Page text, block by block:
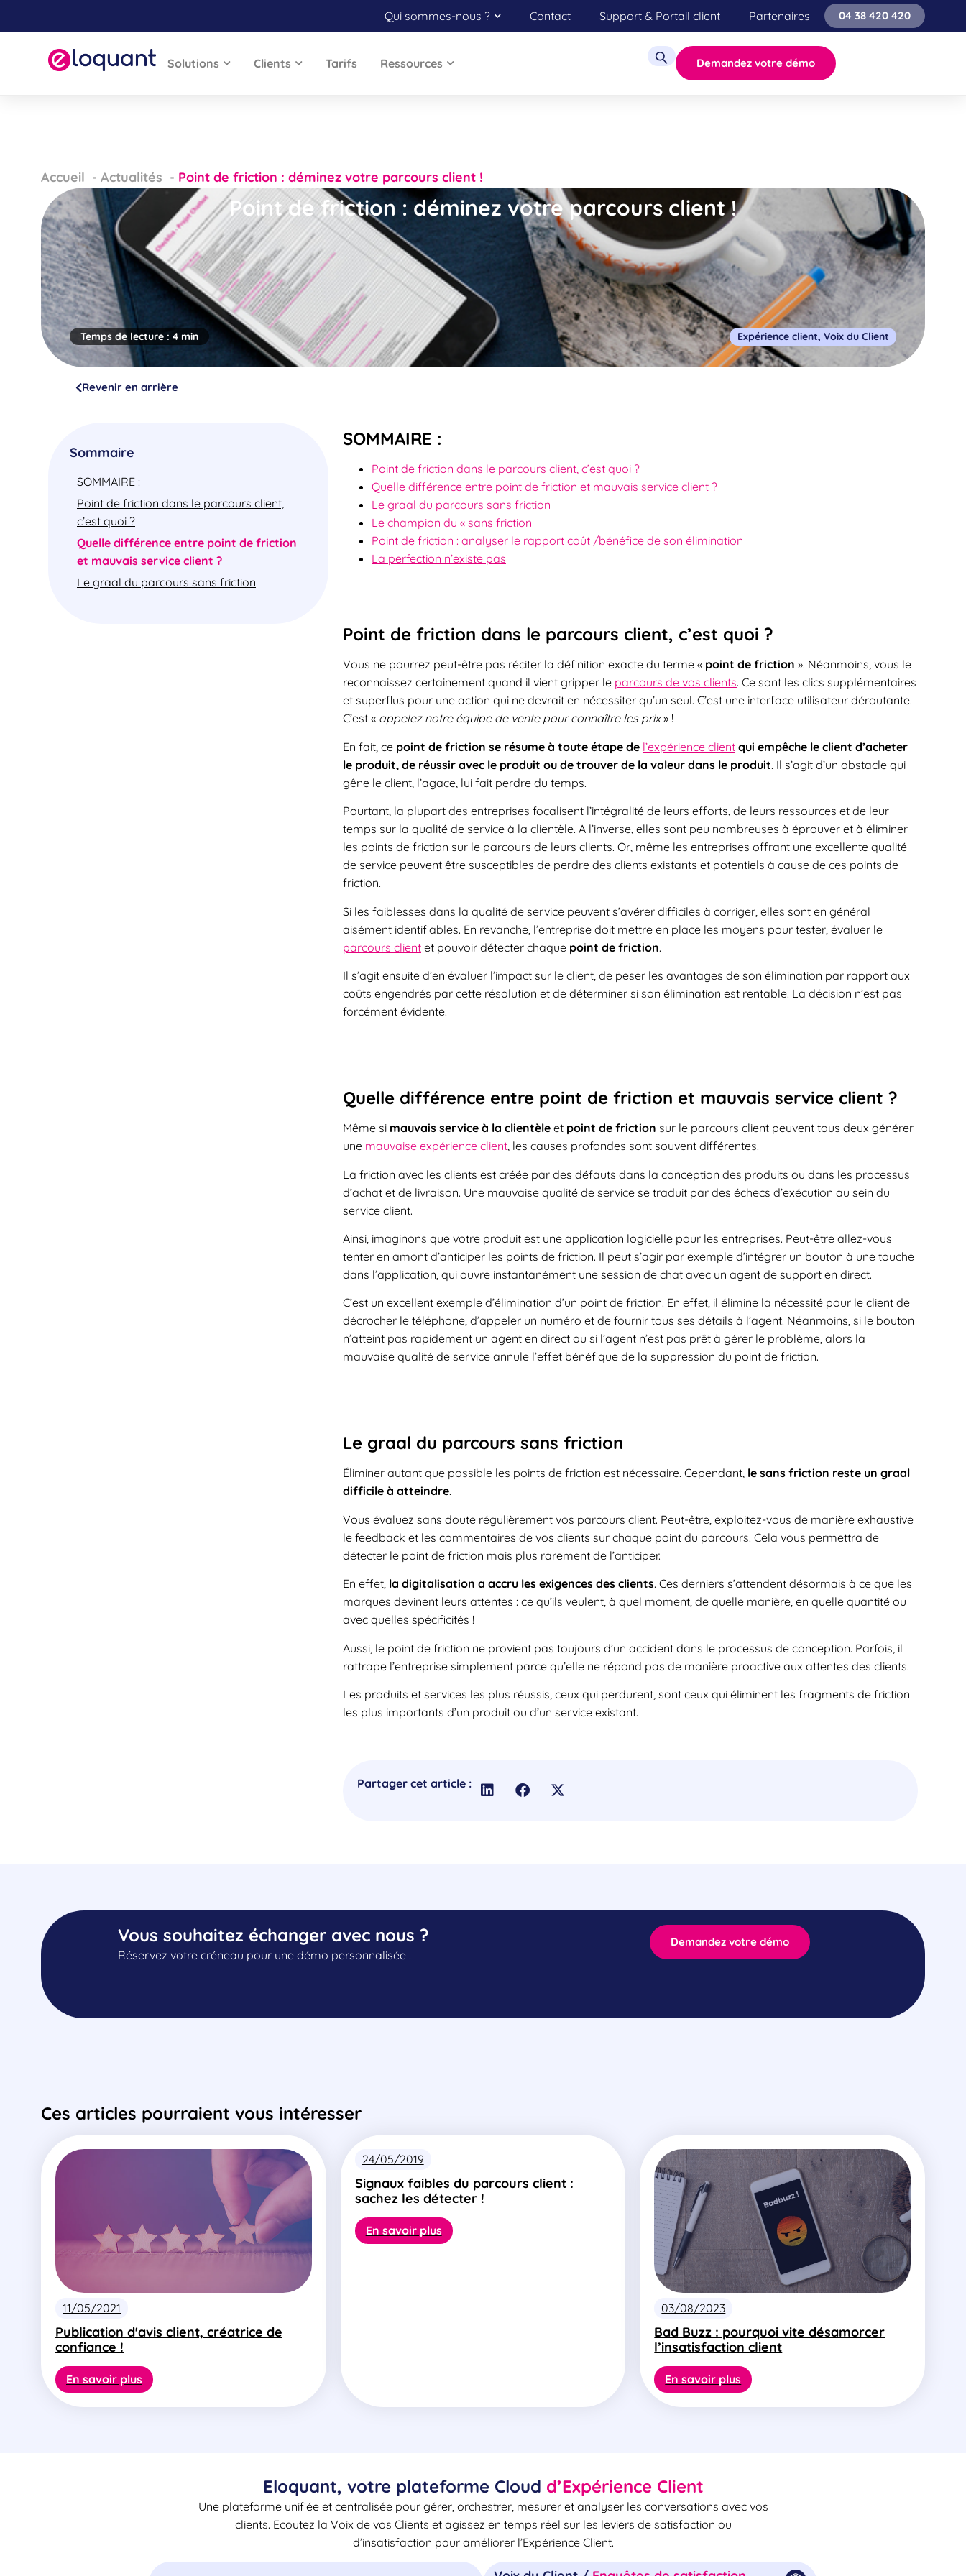
Qui sommes-nous ? Contact Support & Portail client Partenaires 04 38 420 420
Solutions Clients Tarifs Ressources Demandez votre démo
Accueil Actualités Point de friction : déminez votre parcours client !
Point de friction : déminez votre parcours client !
Temps de lecture : 4 min Expérience client, Voix du Client
Revenir en arrière
Sommaire
SOMMAIRE :
Point de friction dans le parcours client,
c’est quoi ?
Quelle différence entre point de friction
et mauvais service client ?
Le graal du parcours sans friction
SOMMAIRE :
Point de friction dans le parcours client, c’est quoi ?
Quelle différence entre point de friction et mauvais service client ?
Le graal du parcours sans friction
Le champion du « sans friction
Point de friction : analyser le rapport coût /bénéfice de son élimination
La perfection n’existe pas
Point de friction dans le parcours client, c’est quoi ?
Vous ne pourrez peut-être pas réciter la définition exacte du terme « point de friction ». Néanmoins, vous le
reconnaissez certainement quand il vient gripper le parcours de vos clients. Ce sont les clics supplémentaires
et superflus pour une action qui ne devrait en nécessiter qu’un seul. C’est une interface utilisateur déroutante.
C’est « appelez notre équipe de vente pour connaître les prix» !
En fait, ce point de friction se résume à toute étape de l’expérience clientqui empêche le client d’acheter
le produit, de réussir avec le produit ou de trouver de la valeur dans le produit. Il s’agit d’un obstacle qui
gêne le client, l’agace, lui fait perdre du temps.
Pourtant, la plupart des entreprises focalisent l’intégralité de leurs efforts, de leurs ressources et de leur
temps sur la qualité de service à la clientèle. A l’inverse, elles sont peu nombreuses à éprouver et à éliminer
les points de friction sur le parcours de leurs clients. Or, même les entreprises offrant une excellente qualité
de service peuvent être susceptibles de perdre des clients existants et potentiels à cause de ces points de
friction.
Si les faiblesses dans la qualité de service peuvent s’avérer difficiles à corriger, elles sont en général
aisément identifiables. En revanche, l’entreprise doit mettre en place les moyens pour tester, évaluer le
parcours clientet pouvoir détecter chaque point de friction.
Il s’agit ensuite d’en évaluer l’impact sur le client, de peser les avantages de son élimination par rapport aux
coûts engendrés par cette résolution et de déterminer si son élimination est rentable. La décision n’est pas
forcément évidente.
Quelle différence entre point de friction et mauvais service client ?
Même si mauvais service à la clientèleet point de friction sur le parcours client peuvent tous deux générer
une mauvaise expérience client, les causes profondes sont souvent différentes.
La friction avec les clients est créée par des défauts dans la conception des produits ou dans les processus
d’achat et de livraison. Une mauvaise qualité de service se traduit par des échecs d’exécution au sein du
service client.
Ainsi, imaginons que votre produit est une application logicielle pour les entreprises. Peut-être allez-vous
tenter en amont d’anticiper les points de friction. Il peut s’agir par exemple d’intégrer un bouton à une touche
dans l’application, qui ouvre instantanément une session de chat avec un agent de support en direct.
C’est un excellent exemple d’élimination d’un point de friction. En effet, il élimine la nécessité pour le client de
décrocher le téléphone, d’appeler un numéro et de fournir tous ses détails à l’agent. Néanmoins, si le bouton
n’atteint pas rapidement un agent en direct ou si l’agent n’est pas prêt à gérer le problème, alors la
mauvaise qualité de service annule l’effet bénéfique de la suppression du point de friction.
Le graal du parcours sans friction
Éliminer autant que possible les points de friction est nécessaire. Cependant, le sans friction reste un graal
difficile à atteindre.
Vous évaluez sans doute régulièrement vos parcours client. Peut-être, exploitez-vous de manière exhaustive
le feedback et les commentaires de vos clients sur chaque point du parcours. Cela vous permettra de
détecter le point de friction mais plus rarement de l’anticiper.
En effet, la digitalisation a accru les exigences des clients. Ces derniers s’attendent désormais à ce que les
marques devinent leurs attentes : ce qu’ils veulent, à quel moment, de quelle manière, en quelle quantité ou
avec quelles spécificités !
Aussi, le point de friction ne provient pas toujours d’un accident dans le processus de conception. Parfois, il
rattrape l’entreprise simplement parce qu’elle ne répond pas de manière proactive aux attentes des clients.
Les produits et services les plus réussis, ceux qui perdurent, sont ceux qui éliminent les fragments de friction
les plus importants d’un produit ou d’un service existant.
Partager cet article :
Demandez votre démo
Vous souhaitez échanger avec nous ?
Réservez votre créneau pour une démo personnalisée !
Ces articles pourraient vous intéresser
11/05/2021
Publication d'avis client, créatrice de
confiance !
En savoir plus
24/05/2019
Signaux faibles du parcours client :
sachez les détecter !
En savoir plus
03/08/2023
Bad Buzz : pourquoi vite désamorcer
l’insatisfaction client
En savoir plus
Eloquant, votre plateforme Cloud d’Expérience Client
Une plateforme unifiée et centralisée pour gérer, orchestrer, mesurer et analyser les conversations avec vos
clients. Ecoutez la Voix de vos Clients et agissez en temps réel sur les leviers de satisfaction ou
d’insatisfaction pour améliorer l’Expérience Client.